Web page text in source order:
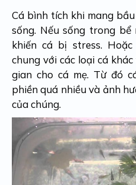
Cá bình tích khi mang
sống. Nếu sống trong
khiến cá bị stress.
chung với các loại cá
gian cho cá mẹ. Từ đó
phiền quá nhiều và ảnh
của chúng.